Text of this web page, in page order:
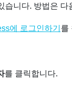
습니다. 방법은 다
에 로그인하기 를
를 클릭합니다.